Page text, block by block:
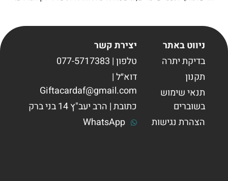
ניווט באתר
בדיקת יתרה
תקנון
תנאי שימוש
בשוברים
הצהרת נגישות
יצירת קשר
טלפון | 077-5717383
דוא״ל |
Giftacardaf@gmail.com
כתובת | הרב יעב"ץ 14 בני ברק
WhatsApp